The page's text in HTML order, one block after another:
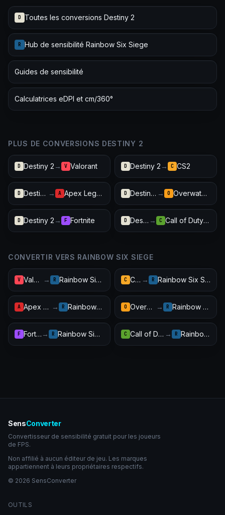
D Toutes les conversions Destiny 2
R Hub de sensibilité Rainbow Six Siege
Guides de sensibilité
Calculatrices eDPI et cm/360°
PLUS DE CONVERSIONS DESTINY 2
D Destiny 2 → V Valorant D Destiny 2 → C CS2
D Destiny 2 → A Apex Legends D Destiny 2 → O Overwatch 2
D Destiny 2 → F Fortnite D Destiny 2 → C Call of Duty: Warzone
CONVERTIR VERS RAINBOW SIX SIEGE
V Valorant → R Rainbow Six Siege C CS2 → R Rainbow Six Siege
A Apex Legends → R Rainbow Six Siege O Overwatch 2 → R Rainbow Six Siege
F Fortnite → R Rainbow Six Siege C Call of Duty: Warzone → R Rainbow Six Siege
SensConverter
Convertisseur de sensibilité gratuit pour les joueurs
de FPS.
Non affilié à aucun éditeur de jeu. Les marques
appartiennent à leurs propriétaires respectifs.
© 2026 SensConverter
OUTILS